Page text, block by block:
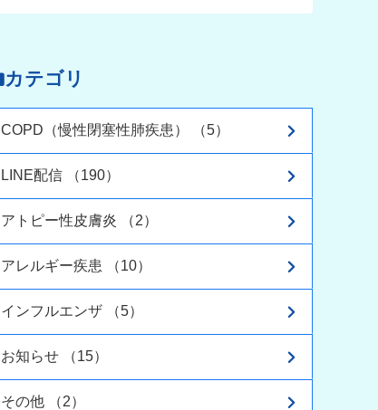
カテゴリ
COPD（慢性閉塞性肺疾患） （5）
LINE配信 （190）
アトピー性皮膚炎 （2）
アレルギー疾患 （10）
インフルエンザ （5）
お知らせ （15）
その他 （2）